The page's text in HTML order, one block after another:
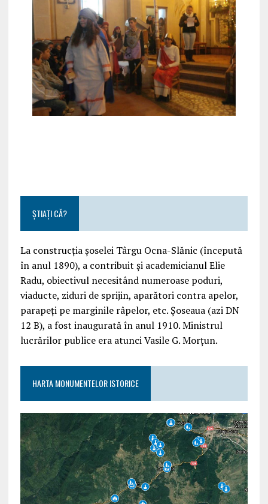
ȘTIAȚI CĂ?
La construcția șoselei Târgu Ocna-Slănic (începută
în anul 1890), a contribuit și academicianul Elie
Radu, obiectivul necesitând numeroase poduri,
viaducte, ziduri de sprijin, aparători contra apelor,
parapeți pe marginile râpelor, etc. Șoseaua (azi DN
12 B), a fost inaugurată în anul 1910. Ministrul
lucrărilor publice era atunci Vasile G. Morțun.
HARTA MONUMENTELOR ISTORICE